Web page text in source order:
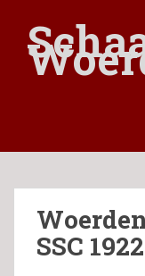
a
SSC 1922